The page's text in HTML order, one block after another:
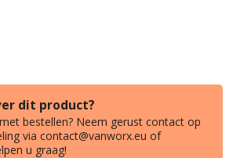
dit product?
bestellen? Neem gerust contact op
via contact@vanworx.eu of
u graag!